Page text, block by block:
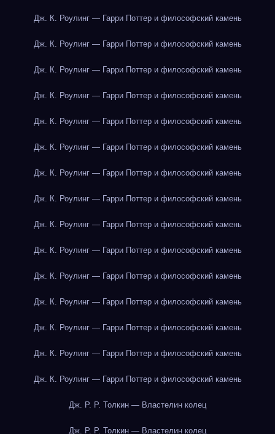
Дж. К. Роулинг — Гарри Поттер и философский камень
Дж. К. Роулинг — Гарри Поттер и философский камень
Дж. К. Роулинг — Гарри Поттер и философский камень
Дж. К. Роулинг — Гарри Поттер и философский камень
Дж. К. Роулинг — Гарри Поттер и философский камень
Дж. К. Роулинг — Гарри Поттер и философский камень
Дж. К. Роулинг — Гарри Поттер и философский камень
Дж. К. Роулинг — Гарри Поттер и философский камень
Дж. К. Роулинг — Гарри Поттер и философский камень
Дж. К. Роулинг — Гарри Поттер и философский камень
Дж. К. Роулинг — Гарри Поттер и философский камень
Дж. К. Роулинг — Гарри Поттер и философский камень
Дж. К. Роулинг — Гарри Поттер и философский камень
Дж. К. Роулинг — Гарри Поттер и философский камень
Дж. К. Роулинг — Гарри Поттер и философский камень
Дж. Р. Р. Толкин — Властелин колец
Дж. Р. Р. Толкин — Властелин колец